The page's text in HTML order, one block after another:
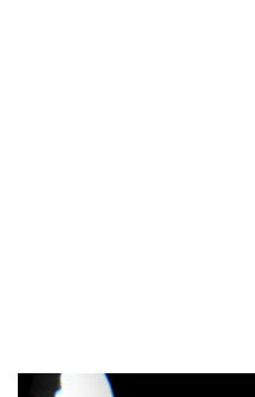
Pemutar